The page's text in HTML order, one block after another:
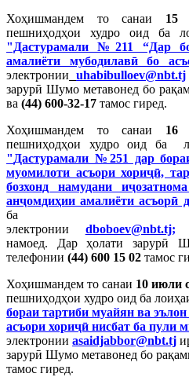
Хоҳишмандем то санаи 15
пешниҳодҳои худро оид ба
"Дастурамали №211 “Дар
амалиёти мубодилавӣ бо
электронии
uhabibulloev@nbt.tj
зарурӣ Шумо метавонед бо
ва (44) 600-32-17 тамос гиред.
Хоҳишмандем то санаи 16
пешниҳодҳои худро оид ба
" Дастурамали №251 дар
муомилоти асъори хориҷӣ,
бозхонд намудани
анҷомдиҳии амалиёти асъорӣ
ба
электронии dboboev@nbt.tj
намоед. Дар ҳолати зарурӣ
телефонии (44) 600 15 02 тамос
Хоҳишмандем то санаи 10 июли
пешниҳодҳои худро оид ба
бораи тартиби муайян ва
асъори хориҷӣ нисбат ба пули
электронии asaidjabbor@nbt.tj
зарурӣ Шумо метавонед бо
тамос гиред.